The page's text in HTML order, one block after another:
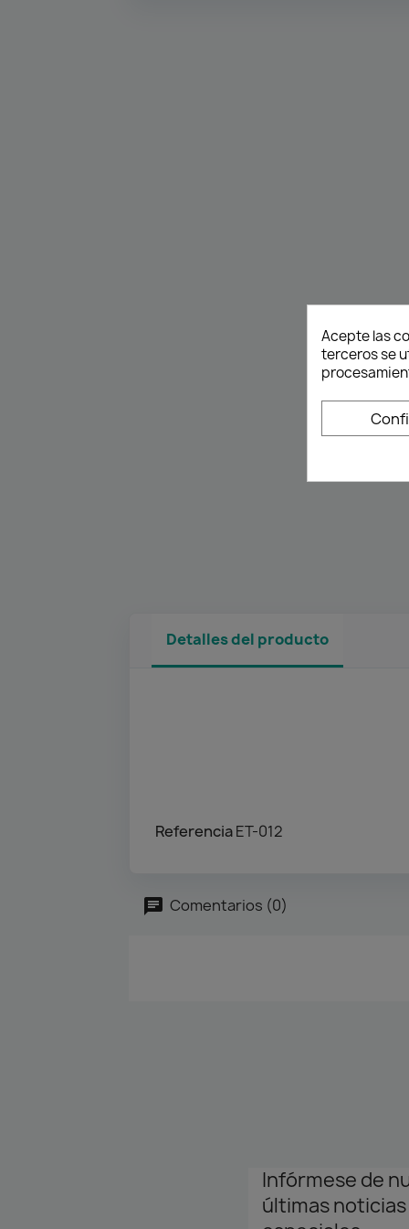
Detalles del producto
ReferenciaET-012
Comentarios (0)
Infórmese de
últimas
Acepte las
terceros se